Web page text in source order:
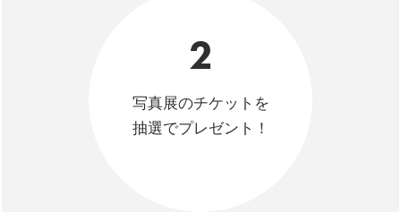
2
写真展のチケットを
抽選でプレゼント！